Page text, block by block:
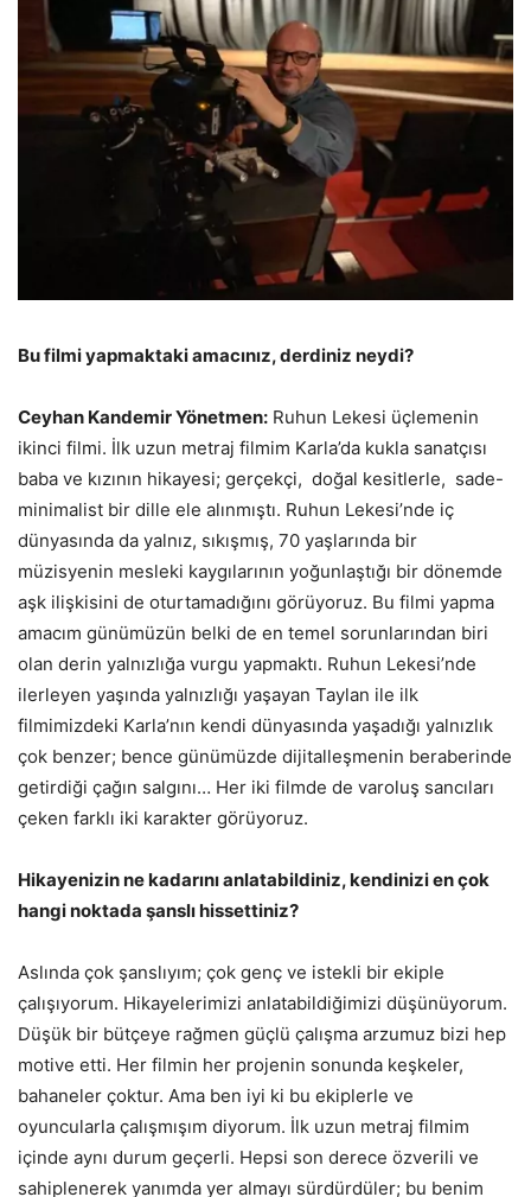
Bu filmi yapmaktaki amacınız, derdiniz neydi?
Ceyhan Kandemir Yönetmen: Ruhun Lekesi üçlemenin
ikinci filmi. İlk uzun metraj filmim Karla’da kukla sanatçısı
baba ve kızının hikayesi; gerçekçi, doğal kesitlerle, sade-
minimalist bir dille ele alınmıştı. Ruhun Lekesi’nde iç
dünyasında da yalnız, sıkışmış, 70 yaşlarında bir
müzisyenin mesleki kaygılarının yoğunlaştığı bir dönemde
aşk ilişkisini de oturtamadığını görüyoruz. Bu filmi yapma
amacım günümüzün belki de en temel sorunlarından biri
olan derin yalnızlığa vurgu yapmaktı. Ruhun Lekesi’nde
ilerleyen yaşında yalnızlığı yaşayan Taylan ile ilk
filmimizdeki Karla’nın kendi dünyasında yaşadığı yalnızlık
çok benzer; bence günümüzde dijitalleşmenin beraberinde
getirdiği çağın salgını… Her iki filmde de varoluş sancıları
çeken farklı iki karakter görüyoruz.
Hikayenizin ne kadarını anlatabildiniz, kendinizi en çok
hangi noktada şanslı hissettiniz?
Aslında çok şanslıyım; çok genç ve istekli bir ekiple
çalışıyorum. Hikayelerimizi anlatabildiğimizi düşünüyorum.
Düşük bir bütçeye rağmen güçlü çalışma arzumuz bizi hep
motive etti. Her filmin her projenin sonunda keşkeler,
bahaneler çoktur. Ama ben iyi ki bu ekiplerle ve
oyuncularla çalışmışım diyorum. İlk uzun metraj filmim
içinde aynı durum geçerli. Hepsi son derece özverili ve
sahiplenerek yanımda yer almayı sürdürdüler; bu benim